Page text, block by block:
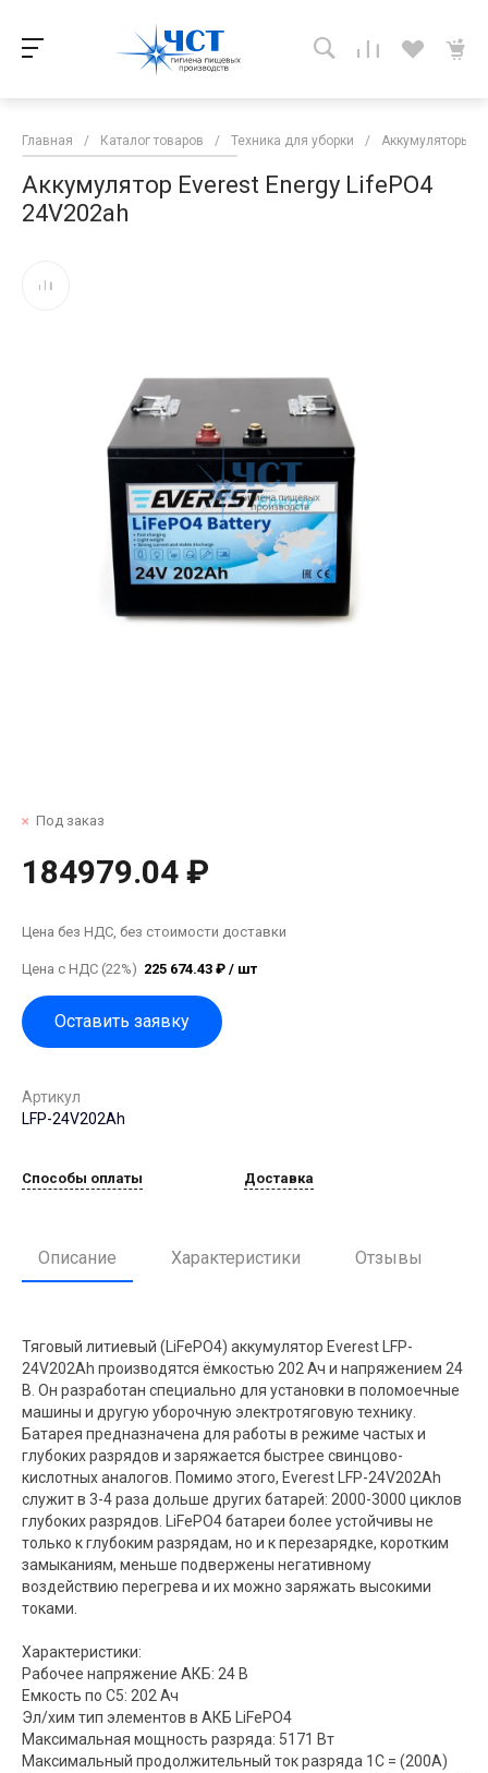
Главная / Каталог товаров / Техника для уборки / Аккумуляторы и
Аккумулятор Everest Energy LifePO4
24V202ah
Под заказ
184979.04 ₽
Цена без НДС, без стоимости доставки
Цена с НДС (22%) 225 674.43 ₽ / шт
Оставить заявку
Артикул
LFP-24V202Аh
Способы оплаты Доставка
Описание Характеристики Отзывы
Тяговый литиевый (LiFePO4) аккумулятор Everest LFP-
24V202Аh производятся ёмкостью 202 Ач и напряжением 24
В. Он разработан специально для установки в поломоечные
машины и другую уборочную электротяговую технику.
Батарея предназначена для работы в режиме частых и
глубоких разрядов и заряжается быстрее свинцово-
кислотных аналогов. Помимо этого, Everest LFP-24V202Аh
служит в 3-4 раза дольше других батарей: 2000-3000 циклов
глубоких разрядов. LiFePO4 батареи более устойчивы не
только к глубоким разрядам, но и к перезарядке, коротким
замыканиям, меньше подвержены негативному
воздействию перегрева и их можно заряжать высокими
токами.
Характеристики:
Рабочее напряжение АКБ: 24 В
Емкость по С5: 202 Ач
Эл/хим тип элементов в АКБ LiFePO4
Максимальная мощность разряда: 5171 Вт
Максимальный продолжительный ток разряда 1C = (200A)